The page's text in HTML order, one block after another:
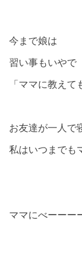
今まで娘は
習い事もいやで
「ママに教え
お友達が一人で
私はいつまでも
ママにべーーー